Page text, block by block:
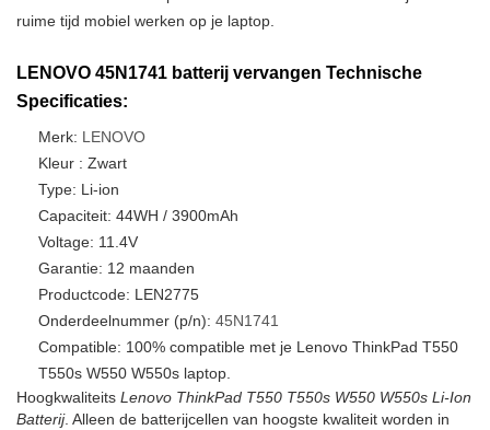
ruime tijd mobiel werken op je laptop.
LENOVO 45N1741 batterij vervangen Technische
Specificaties:
Merk: LENOVO
Kleur : Zwart
Type: Li-ion
Capaciteit: 44WH / 3900mAh
Voltage: 11.4V
Garantie: 12 maanden
Productcode: LEN2775
Onderdeelnummer (p/n): 45N1741
Compatible: 100% compatible met je Lenovo ThinkPad T550
T550s W550 W550s laptop.
Hoogkwaliteits Lenovo ThinkPad T550 T550s W550 W550s Li-Ion
Batterij. Alleen de batterijcellen van hoogste kwaliteit worden in